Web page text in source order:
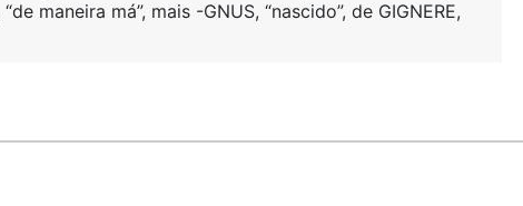
maneira má”, mais -GNUS, “nascido”, de GIGNERE,